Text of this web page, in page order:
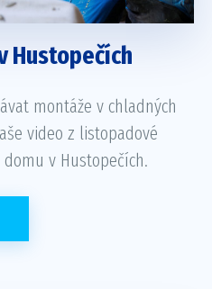
Hustopečích
montáže v chladných
video z listopadové
v Hustopečích.